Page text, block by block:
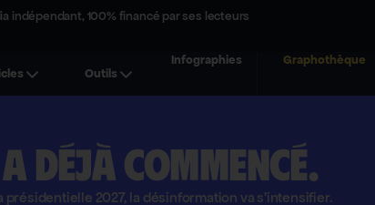
indépendant, 100% financé par ses lecteurs
Outils
Infographies
Graphothèque
déjà commencé.
présidentielle 2027, la désinformation va s'intensifier.